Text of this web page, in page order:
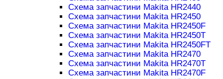
Схема запчастини Makita HR2440
Схема запчастини Makita HR2450
Схема запчастини Makita HR2450F
Схема запчастини Makita HR2450T
Схема запчастини Makita HR2450FT
Схема запчастини Makita HR2470
Схема запчастини Makita HR2470T
Схема запчастини Makita HR2470F